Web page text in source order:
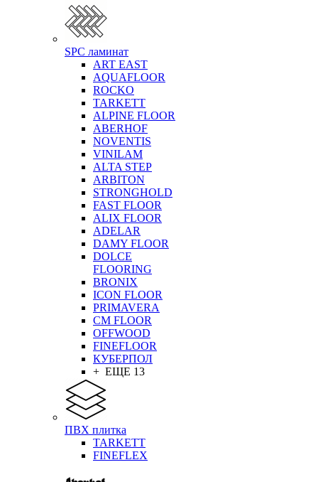
SPC ламинат
ART EAST
AQUAFLOOR
ROCKO
TARKETT
ALPINE FLOOR
ABERHOF
NOVENTIS
VINILAM
ALTA STEP
ARBITON
STRONGHOLD
FAST FLOOR
ALIX FLOOR
ADELAR
DAMY FLOOR
DOLCE
FLOORING
BRONIX
ICON FLOOR
PRIMAVERA
CM FLOOR
OFFWOOD
FINEFLOOR
КУБЕРПОЛ
+ ЕЩЕ 13
ПВХ плитка
TARKETT
FINEFLEX